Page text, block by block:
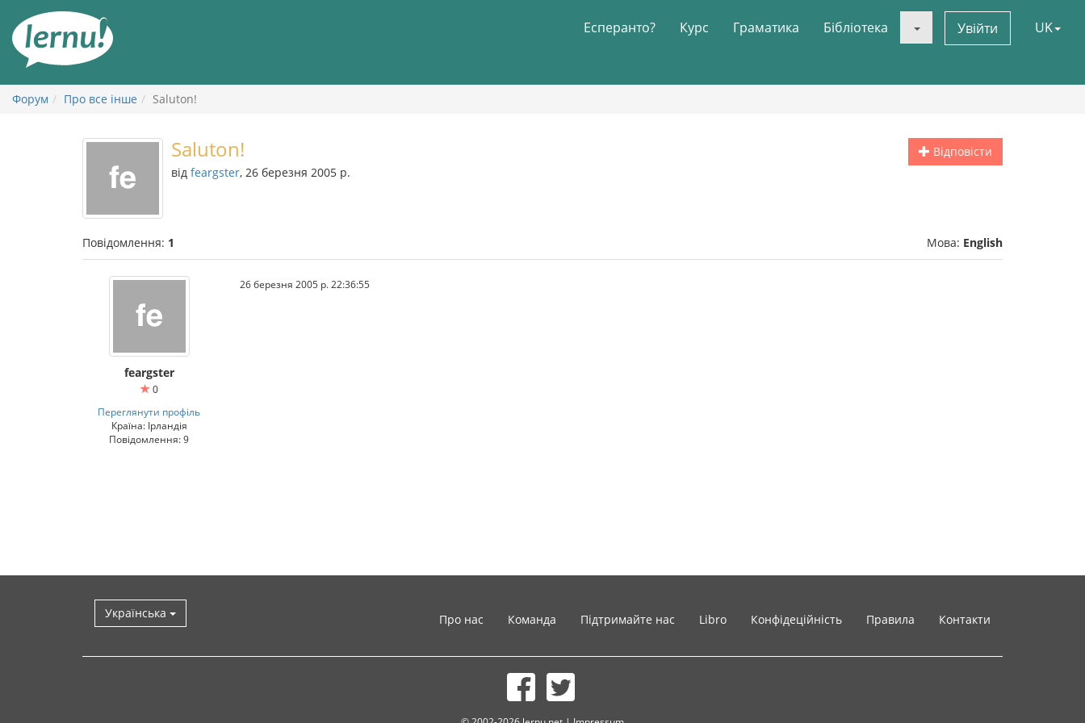
змісту
Есперанто? Курс Граматика Бібліотека Увійти UK
Форум Про все інше Saluton!
Відповісти
Saluton!
від feargster, 26 березня 2005 р.
Повідомлення: 1 Мова: English
feargster
0
Переглянути профіль
Країна: Ірландія
Повідомлення: 9
26 березня 2005 р. 22:36:55
Українська Про нас Команда Підтримайте нас Libro Конфідеційність Правила Контакти